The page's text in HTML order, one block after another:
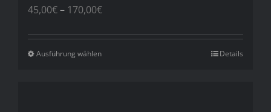
45,00€– 170,00€Preisspanne:
bis
Ausführung wählen Details